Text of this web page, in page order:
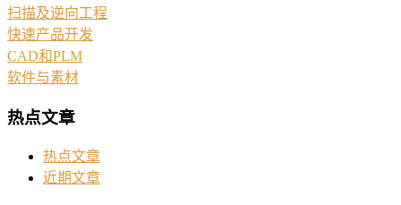
扫描及逆向工程
快速产品开发
CAD和PLM
软件与素材
热点文章
热点文章
近期文章